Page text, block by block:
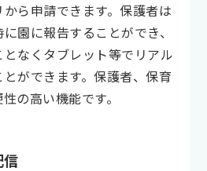
ら申請できます。保護者は
園に報告することができ、
なくタブレット等でリアル
ができます。保護者、保育
の高い機能です。